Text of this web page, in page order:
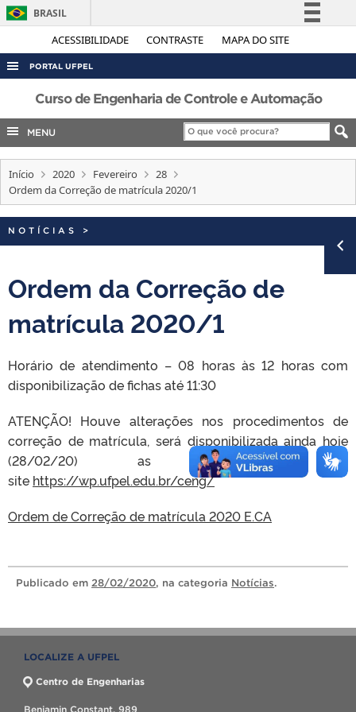
ACESSIBILIDADE CONTRASTE MAPA DO SITE
BRASIL
Simplifique!
Legislação
Canais
PORTAL UFPEL
ACESSO À INFORMAÇÃO
AUDITORIA
COBALTO
CONCURSOS
INTERNACIONAL
PORTARIAS
Curso de Engenharia de Controle e Automação
MENU
Início 2020 Fevereiro
28
Ordem da Correção de matrícula 2020/1
NOTÍCIAS >
Ordem da Correção de
matrícula 2020/1
Horário de atendimento – 08 horas às 12 horas com
disponibilização de fichas até 11:30
ATENÇÃO! Houve alterações nos procedimentos de
correção de matrícula, será disponibilizada ainda hoje
(28/02/20) as instruções no
site https://wp.ufpel.edu.br/ceng/
Ordem de Correção de matrícula 2020 E.CA
Publicado em 28/02/2020, na categoria Notícias.
LOCALIZE A UFPEL
Centro de Engenharias
Benjamin Constant, 989